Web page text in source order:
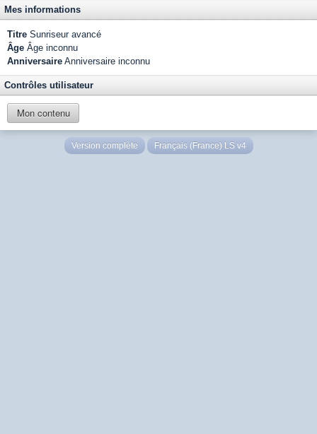
Mes informations
Titre Sunriseur avancé
Âge Âge inconnu
Anniversaire Anniversaire inconnu
Contrôles utilisateur
Mon contenu
Version complète Français (France) LS v4